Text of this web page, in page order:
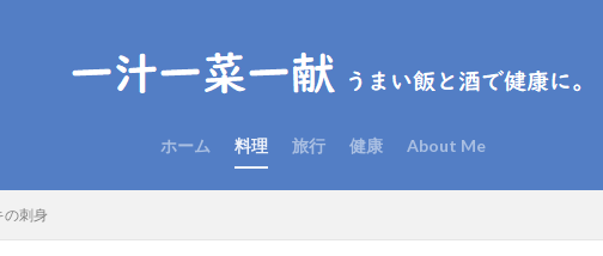
ホーム 料理 旅行 健康 About Me
の刺身